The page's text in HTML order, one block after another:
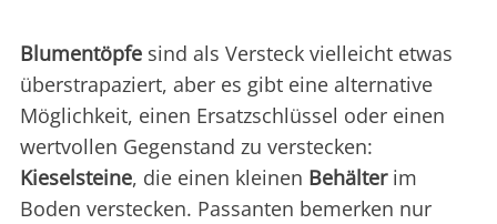
Blumentöpfe sind als Versteck vielleicht etwas
überstrapaziert, aber es gibt eine alternative
Möglichkeit, einen Ersatzschlüssel oder einen
wertvollen Gegenstand zu verstecken:
Kieselsteine, die einen kleinen Behälterim
Boden verstecken. Passanten bemerken nur